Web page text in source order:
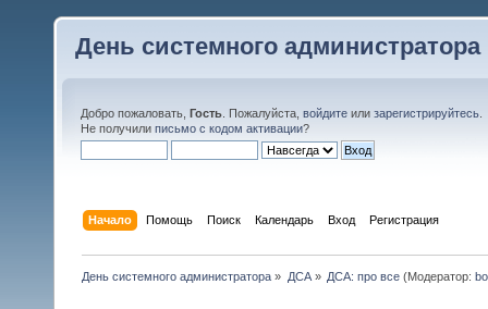
День системного администратора
Добро пожаловать, Гость . Пожалуйста, войдите или зарегистрируйтесь
Не получили письмо с кодом активации?
Начало Помощь Поиск Календарь Вход Регистрация
День системного администратора » ДСА» ДСА: про все(Модератор: